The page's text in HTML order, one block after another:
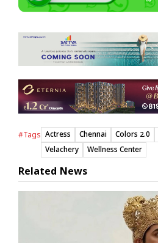
#Tags Actress Chennai Colors 2.0
Velachery
Wellness Center
Related News